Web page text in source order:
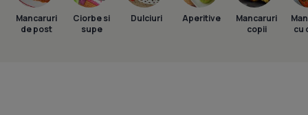
Mancaruri
de post
Ciorbe si
supe
Dulciuri Aperitive
Mancaruri
copii
cu